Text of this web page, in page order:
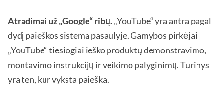
Atradimai už „Google“ ribų.„YouTube“ yra antra pagal
dydį paieškos sistema pasaulyje. Gamybos pirkėjai
„YouTube“ tiesiogiai ieško produktų demonstravimo,
montavimo instrukcijų ir veikimo palyginimų. Turinys
yra ten, kur vyksta paieška.